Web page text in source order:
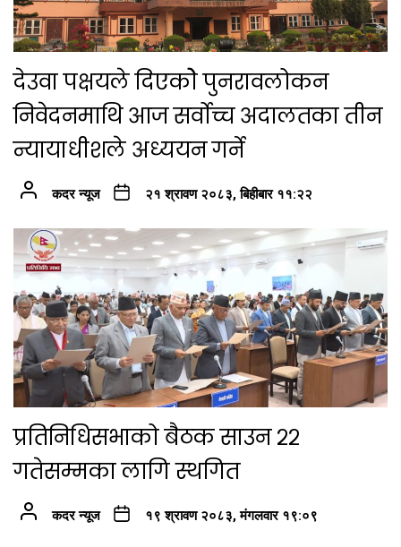
देउवा पक्षयले दिएकोे पुनरावलोकन
निवेदनमाथि आज सर्वोच्च अदालतका तीन
न्यायाधीशले अध्ययन गर्ने
कदर न्यूज २१ श्रावण २०८३, बिहीबार ११:२२
प्रतिनिधिसभाको बैठक साउन २२
गतेसम्मका लागि स्थगित
कदर न्यूज १९ श्रावण २०८३, मंगलवार १९:०९